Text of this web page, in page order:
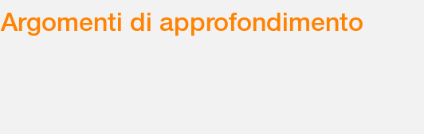
Argomenti di approfondimento